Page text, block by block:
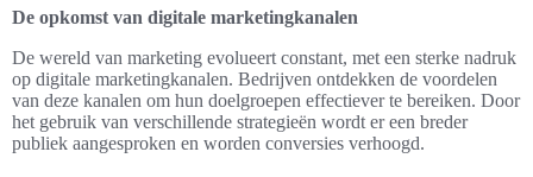
De opkomst van digitale marketingkanalen
De wereld van marketing evolueert constant, met een sterke nadruk
op digitale marketingkanalen. Bedrijven ontdekken de voordelen
van deze kanalen om hun doelgroepen effectiever te bereiken. Door
het gebruik van verschillende strategieën wordt er een breder
publiek aangesproken en worden conversies verhoogd.